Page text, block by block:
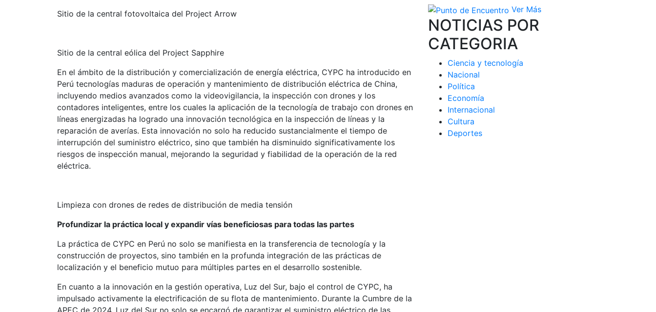
Sitio de la central fotovoltaica del Project Arrow
Sitio de la central eólica del Project Sapphire
En el ámbito de la distribución y comercialización de energía eléctrica, CYPC ha introducido en
Perú tecnologías maduras de operación y mantenimiento de distribución eléctrica de China,
incluyendo medios avanzados como la videovigilancia, la inspección con drones y los
contadores inteligentes, entre los cuales la aplicación de la tecnología de trabajo con drones en
líneas energizadas ha logrado una innovación tecnológica en la inspección de líneas y la
reparación de averías. Esta innovación no solo ha reducido sustancialmente el tiempo de
interrupción del suministro eléctrico, sino que también ha disminuido significativamente los
riesgos de inspección manual, mejorando la seguridad y fiabilidad de la operación de la red
eléctrica.
Limpieza con drones de redes de distribución de media tensión
Profundizar la práctica local y expandir vías beneficiosas para todas las partes
La práctica de CYPC en Perú no solo se manifiesta en la transferencia de tecnología y la
construcción de proyectos, sino también en la profunda integración de las prácticas de
localización y el beneficio mutuo para múltiples partes en el desarrollo sostenible.
En cuanto a la innovación en la gestión operativa, Luz del Sur, bajo el control de CYPC, ha
impulsado activamente la electrificación de su flota de mantenimiento. Durante la Cumbre de la
APEC de 2024, Luz del Sur no solo se encargó de garantizar el suministro eléctrico de las
Ver Más
NOTICIAS POR
CATEGORIA
Ciencia y tecnología
Nacional
Política
Economía
Internacional
Cultura
Deportes